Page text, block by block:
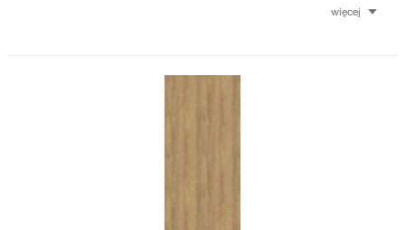
więcej